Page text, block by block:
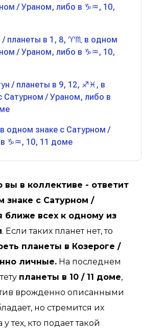
/ Ураном, либо в ♑️♒️, 10,
планеты в 1, 8, ♈️♏️ в одном
/ Ураном, либо в ♑️♒️, 10,
/ планеты в 9, 12, ♐️♓️, в
Сатурном / Ураном, либо в
одном знаке с Сатурном /
♑️♒️, 10, 11 доме
вы в коллективе - ответит
знаке с Сатурном /
ближе всех к одному из
. Если таких планет нет, то
планеты в Козероге /
личные. На последнем
планеты в 10 / 11 доме,
врожденно описанными
но стремится их
тех, кто подает такой